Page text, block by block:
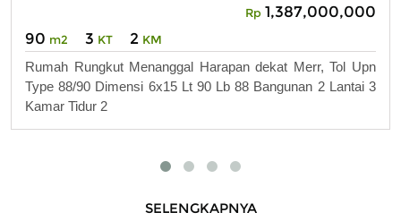
Rp 1,387,000,000
90 m2 3 KT 2 KM
Rumah Rungkut Menanggal Harapan dekat Merr, Tol Upn
Type 88/90 Dimensi 6x15 Lt 90 Lb 88 Bangunan 2 Lantai 3
Kamar Tidur 2
SELENGKAPNYA